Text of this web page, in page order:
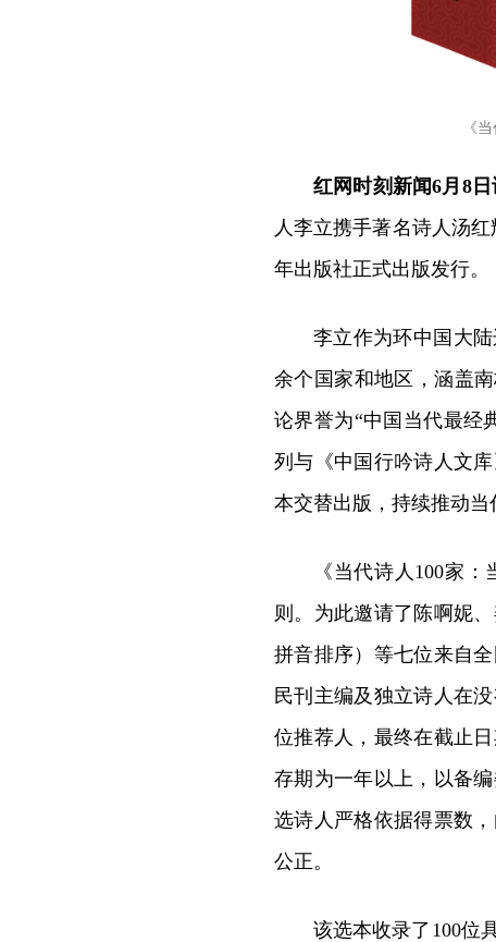
《
红网时刻新闻6月8日
人李立携手著名诗人汤
年出版社正式出版发行。
李立作为环中国大
余个国家和地区，涵盖
论界誉为“中国当代最经
列与《中国行吟诗人文
本交替出版，持续推动当
《当代诗人100家
则。为此邀请了陈啊妮
拼音排序）等七位来自
民刊主编及独立诗人在
位推荐人，最终在截止
存期为一年以上，以备
选诗人严格依据得票数
公正。
该选本收录了100位